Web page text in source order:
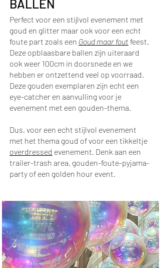
BALLEN
Perfect voor een stijlvol evenement met
goud en glitter maar ook voor een echt
foute part zoals een Goud maar fout feest.
Deze opblaasbare ballen zijn uiteraard
ook weer 100cm in doorsnede en we
hebben er ontzettend veel op voorraad.
Deze gouden exemplaren zijn echt een
eye-catcher en aanvulling voor je
evenement met een gouden-thema.
Dus, voor een echt stijlvol evenement
met het thema goud of voor een tikkeltje
overdressed evenement. Denk aan een
trailer-trash area, gouden-foute-pyjama-
party of een golden hour event.